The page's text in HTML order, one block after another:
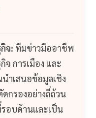
จ: ทีมข่าวมืออาชีพ
จ การเมือง และ
ำเสนอข้อมูลเชิง
กรองอย่างถี่ถ้วน
อบด้านและเป็น